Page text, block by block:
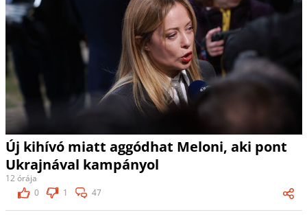
Új kihívó miatt aggódhat Meloni, aki pont
Ukrajnával kampányol
12 órája
0
1 47